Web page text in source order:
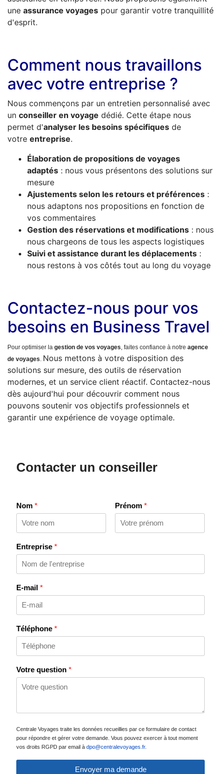
une assurance voyages pour garantir votre tranquillité
d'esprit.
Comment nous travaillons
avec votre entreprise ?
Nous commençons par un entretien personnalisé avec
un conseiller en voyage dédié. Cette étape nous
permet d'analyser les besoins spécifiques de
votre entreprise.
Élaboration de propositions de voyages
adaptés : nous vous présentons des solutions sur
mesure
Ajustements selon les retours et préférences :
nous adaptons nos propositions en fonction de
vos commentaires
Gestion des réservations et modifications : nous
nous chargeons de tous les aspects logistiques
Suivi et assistance durant les déplacements :
nous restons à vos côtés tout au long du voyage
Contactez-nous pour vos
besoins en Business Travel
Pour optimiser la gestion de vos voyages, faites confiance à notre agence
de voyages. Nous mettons à votre disposition des
solutions sur mesure, des outils de réservation
modernes, et un service client réactif. Contactez-nous
dès aujourd'hui pour découvrir comment nous
pouvons soutenir vos objectifs professionnels et
garantir une expérience de voyage optimale.
Contacter un conseiller
Nom * Prénom *
Entreprise *
E-mail *
Téléphone *
Votre question *
Centrale Voyages traite les données recueillies par ce formulaire de contact
pour répondre et gérer votre demande. Vous pouvez exercer à tout moment
vos droits RGPD par email à dpo@centralevoyages.fr.
Envoyer ma demande